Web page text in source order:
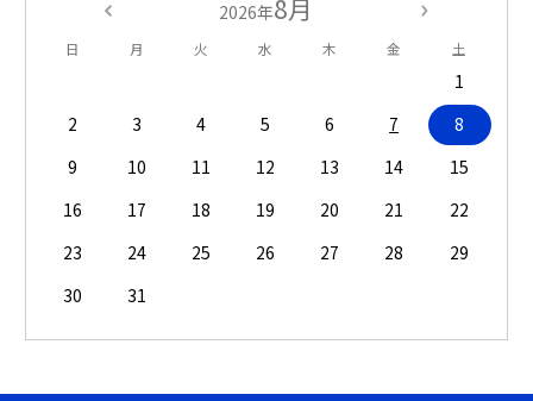
2026年8月
日 月 火 水 木 金 土
1
2
3 4 5 6 7
8
9
10 11 12 13 14
15
16
17 18 19 20 21
22
23
24 25 26 27 28
29
30
31